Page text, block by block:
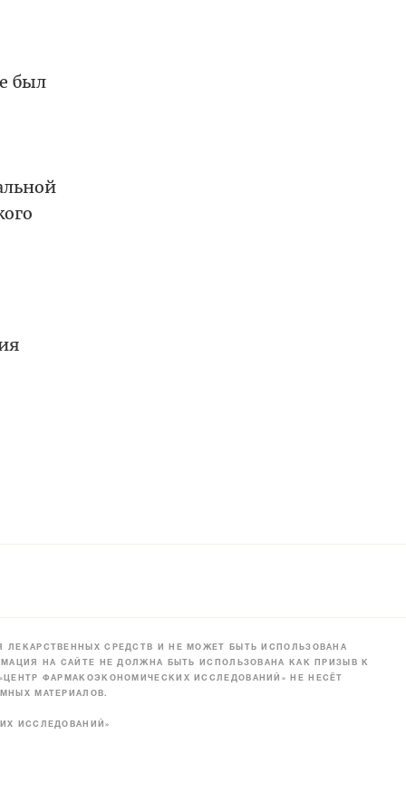
был
СРЕДСТВ И НЕ МОЖЕТ БЫТЬ ИСПОЛЬЗОВАНА
НА САЙТЕ НЕ ДОЛЖНА БЫТЬ ИСПОЛЬЗОВАНА КАК ПРИЗЫВ К
ФАРМАКОЭКОНОМИЧЕСКИХ ИССЛЕДОВАНИЙ» НЕ НЕСЁТ
МАТЕРИАЛОВ.
ИССЛЕДОВАНИЙ»